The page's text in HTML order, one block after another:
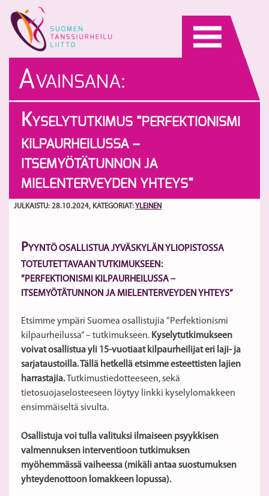
content
AVAINSANA:
PERFEKTIONISMI
KYSELYTUTKIMUS ”PERFEKTIONISMI
KILPAURHEILUSSA –
ITSEMYÖTÄTUNNON JA
MIELENTERVEYDEN YHTEYS”
JULKAISTU: 28.10.2024, KATEGORIAT: YLEINEN
PYYNTÖ OSALLISTUA JYVÄSKYLÄN YLIOPISTOSSA
TOTEUTETTAVAAN TUTKIMUKSEEN:
”PERFEKTIONISMI KILPAURHEILUSSA –
ITSEMYÖTÄTUNNON JA MIELENTERVEYDEN YHTEYS”
Etsimme ympäri Suomea osallistujia ”Perfektionismi
kilpaurheilussa” – tutkimukseen. Kyselytutkimukseen
voivat osallistua yli 15-vuotiaat kilpaurheilijat eri laji- ja
sarjataustoilla. Tällä hetkellä etsimme esteettisten lajien
harrastajia.Tutkimustiedotteeseen, sekä
tietosuojaselosteeseen löytyy linkki kyselylomakkeen
ensimmäiseltä sivulta.
Osallistuja voi tulla valituksi ilmaiseen psyykkisen
valmennuksen interventioon tutkimuksen
myöhemmässä vaiheessa (mikäli antaa suostumuksen
yhteydenottoon lomakkeen lopussa).